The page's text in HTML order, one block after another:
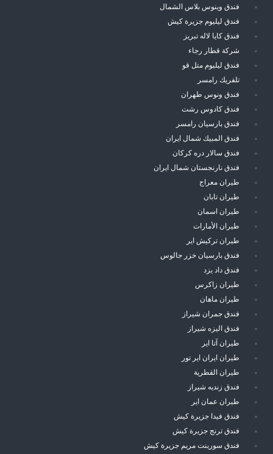
فندق وينوس بلاس الشمال
فندق ليليوم جزيرة كيش
فندق كايا لاله تبريز
شركة قطار رجاء
فندق ليليوم متل قو
تلفريك رامسر
فندق ونوس طهران
فندق كادوس رشت
فندق بارسيان رامسر
فندق المبيك شمال ايران
فندق سالار دره كركان
فندق نارنجستان شمال ايران
طيران معراج
طيران تابان
طيران اسمان
طيران الأمارات
طيران تركيش اير
فندق بارسيان خزر جالوس
فندق داد يزد
طيران زاكرس
طيران ماهان
فندق جمران شيراز
فندق اليزه شيراز
طيران آتا اير
طيران ايران اير تور
طيران القطرية
فندق زنديه شيراز
طيران عمان اير
فندق فيدا جزيرة كيش
فندق ترنج جزيرة كيش
فندق سورينت مريم جزيرة كيش